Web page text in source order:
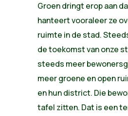
Groen dringt erop aan
hanteert vooraleer ze
ruimte in de stad.
de toekomst van onze
steeds meer
meer groene en open
en hun district. Die
tafel zitten. Dat is een